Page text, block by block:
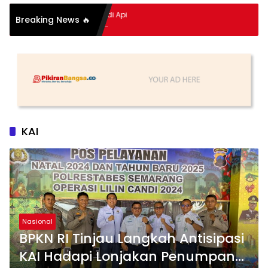
Breaking News 🔥
Hidup Meledak Jadi Api
Tragedi Menteng-
Maling Ayam di Bali
KAI
Nasional
BPKN RI Tinjau Langkah Antisipasi
KAI Hadapi Lonjakan Penumpang